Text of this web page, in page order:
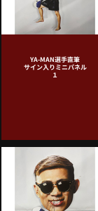
YA-MAN選手直筆
サイン入りミニパネル
１